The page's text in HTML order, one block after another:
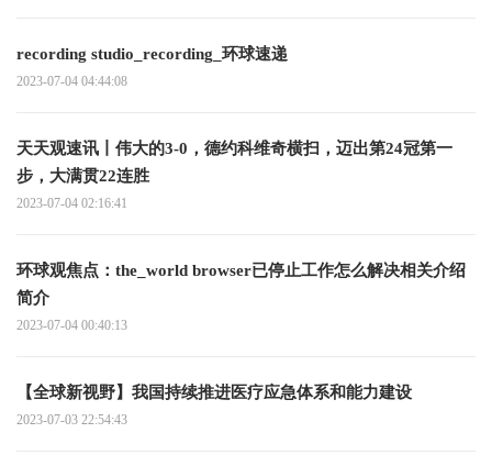
recording studio_recording_环球速递
2023-07-04 04:44:08
天天观速讯丨伟大的3-0，德约科维奇横扫，迈出第24冠第一
步，大满贯22连胜
2023-07-04 02:16:41
环球观焦点：the_world browser已停止工作怎么解决相关介绍
简介
2023-07-04 00:40:13
【全球新视野】我国持续推进医疗应急体系和能力建设
2023-07-03 22:54:43